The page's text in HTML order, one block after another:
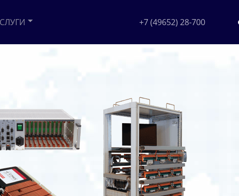
+7 (49652) 28-700